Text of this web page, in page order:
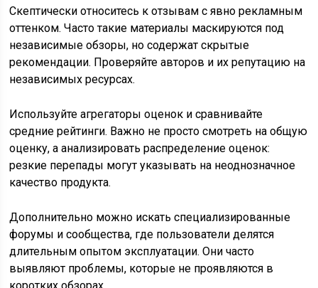
Скептически относитесь к отзывам с явно рекламным
оттенком. Часто такие материалы маскируются под
независимые обзоры, но содержат скрытые
рекомендации. Проверяйте авторов и их репутацию на
независимых ресурсах.
Используйте агрегаторы оценок и сравнивайте
средние рейтинги. Важно не просто смотреть на общую
оценку, а анализировать распределение оценок:
резкие перепады могут указывать на неоднозначное
качество продукта.
Дополнительно можно искать специализированные
форумы и сообщества, где пользователи делятся
длительным опытом эксплуатации. Они часто
выявляют проблемы, которые не проявляются в